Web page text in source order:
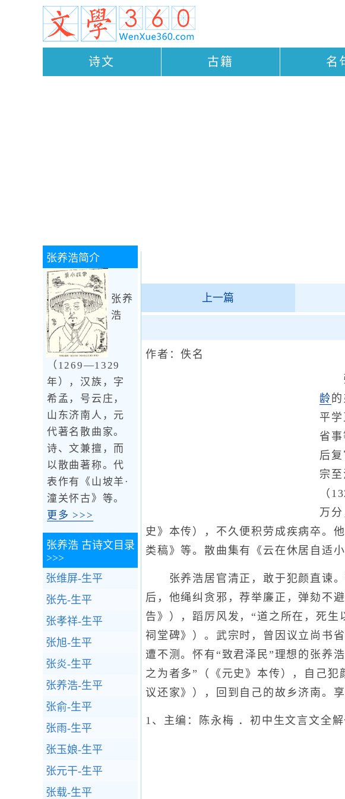
诗文 古籍 名
上一篇
作者：佚名
张
龄
平
省
后
宗
（
万分
史》本传），不久便积劳成疾病卒。
类稿》等。散曲集有《云在休居自适
张养浩居官清正，敢于犯颜直谏。
后，他绳纠贪邪，荐举廉正，弹劾不
告》），蹈厉风发，“道之所在，死
祠堂碑》）。武宗时，曾因议立尚书
遭不测。怀有“致君泽民”理想的张养
之为者多”（《元史》本传），自己
议还家》），回到自己的故乡济南。享
1、主编：陈永梅 ．初中生文言文全
张养浩简介
张养
浩
（1269—1329
年），汉族，字
希孟，号云庄，
山东济南人，元
代著名散曲家。
诗、文兼擅，而
以散曲著称。代
表作有《山坡羊·
潼关怀古》等。
更多 >>>
张养浩 古诗文目录
>>>
张维屏-生平
张先-生平
张孝祥-生平
张旭-生平
张炎-生平
张养浩-生平
张俞-生平
张雨-生平
张玉娘-生平
张元干-生平
张载-生平